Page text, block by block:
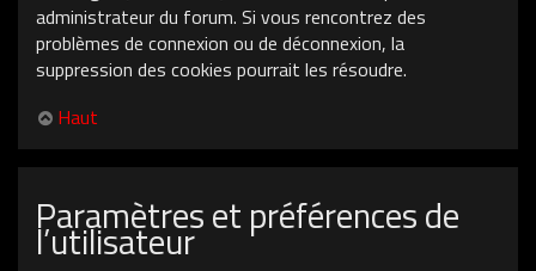
administrateur du forum. Si vous rencontrez des
problèmes de connexion ou de déconnexion, la
suppression des cookies pourrait les résoudre.
Haut
Paramètres et préférences de
l’utilisateur